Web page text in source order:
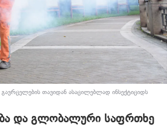
გავრცელების თავიდან ასაცილებლად ინსექტიციდს
ᲓᲐ ᲒᲚᲝᲑᲐᲚᲣᲠᲘ ᲡᲐᲤᲠᲗᲮᲔ